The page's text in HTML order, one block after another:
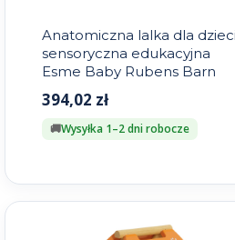
Anatomiczna lalka dla dzieci
sensoryczna edukacyjna
Esme Baby Rubens Barn
394,02 zł
Wysyłka 1–2 dni robocze